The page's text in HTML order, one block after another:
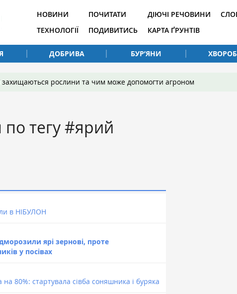
НОВИНИ
ТЕХНОЛОГІЇ
ПОЧИТАТИ
ПОДИВИТИСЬ
ДІЮЧІ РЕЧОВИНИ
КАРТА ҐРУНТІВ
ДОБРИВА БУР’ЯНИ
захищаються рослини та чим може допомогти агроном
по тегу #ярий
в НІБУЛОН
ярі зернові, проте
у посівах
80%: стартувала сівба соняшника і буряка